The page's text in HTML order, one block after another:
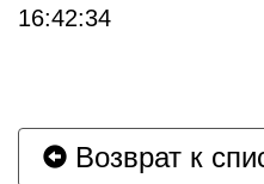
16:42:34
Возврат к